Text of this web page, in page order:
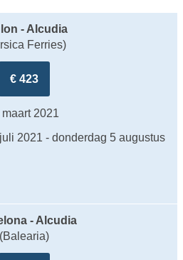
- Alcudia
Ferries)
€ 423
2021
2021 - donderdag 5 augustus
- Alcudia
(Balearia)